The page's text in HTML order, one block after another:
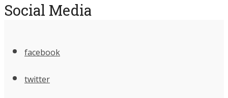
Social Media
facebook
twitter